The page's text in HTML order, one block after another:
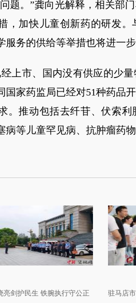
题。”龚向光解释，相关部
，加快儿童创新药的研发
服务的供给等举措也将进一
上市、国内没有供应的少
国家药监局已经对51种药品
。推动包括去纤苷、伏索
病等儿童罕见病、抗肿瘤药
亮剑护民生 铁腕执行守公正 驻马店